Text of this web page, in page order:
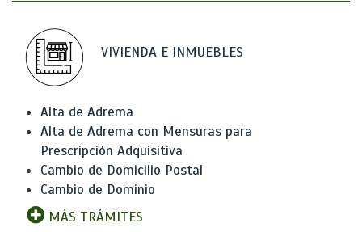
VIVIENDA E INMUEBLES
Alta de Adrema
Alta de Adrema con Mensuras para
Prescripción Adquisitiva
Cambio de Domicilio Postal
Cambio de Dominio
MÁS TRÁMITES